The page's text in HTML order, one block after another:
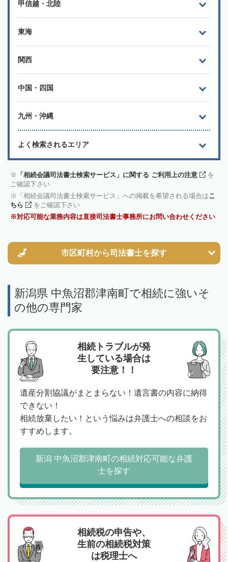
甲信越・北陸
東海
関西
中国・四国
九州・沖縄
よく検索されるエリア
「相続会議司法書士検索サービス」に関する ご利用上の注意
を
ご確認下さい
「相続会議司法書士検索サービス」への掲載を希望される場合はこ
ちら
をご確認下さい
対応可能な業務内容は直接司法書士事務所にお問い合わせください
市区町村から司法書士を探す
新潟県 中魚沼郡津南町で相続に強いそ
の他の専門家
相続トラブルが発
生している場合は
要注意！！
遺産分割協議がまとまらない！遺言書の内容に納得
できない！
相続放棄したい！という悩みは弁護士への相談をお
すすめします。
新潟 中魚沼郡津南町の相続対応可能な弁護
士を探す
相続税の申告や、
生前の相続税対策
は税理士へ